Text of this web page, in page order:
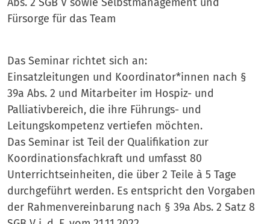
Fürsorge für das Team
Das Seminar richtet sich an:
Einsatzleitungen und Koordinator*innen nach §
39a Abs. 2 und Mitarbeiter im Hospiz- und
Palliativbereich, die ihre Führungs- und
Leitungskompetenz vertiefen möchten.
Das Seminar ist Teil der Qualifikation zur
Koordinationsfachkraft und umfasst 80
Unterrichtseinheiten, die über 2 Teile à 5 Tage
durchgeführt werden. Es entspricht den Vorgaben
der Rahmenvereinbarung nach § 39a Abs. 2 Satz 8